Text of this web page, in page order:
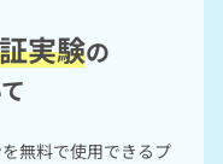
実験の
無料で使用できるプ